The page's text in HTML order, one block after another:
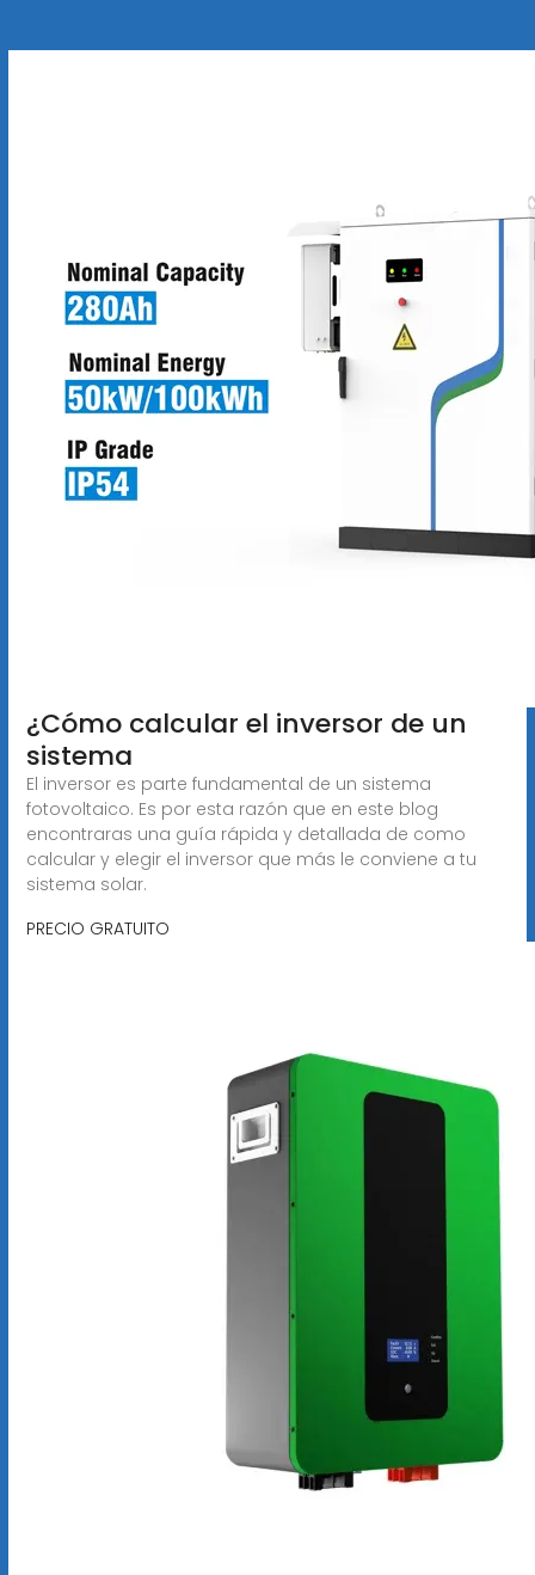
¿Cómo calcular el inversor de un
sistema
El inversor es parte fundamental de un sistema
fotovoltaico. Es por esta razón que en este blog
encontraras una guía rápida y detallada de como
calcular y elegir el inversor que más le conviene a tu
sistema solar.
PRECIO GRATUITO